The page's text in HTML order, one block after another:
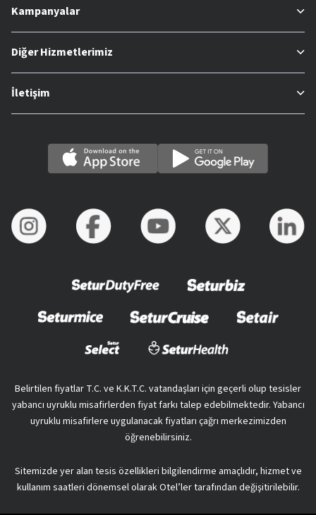
Kampanyalar
Diğer Hizmetlerimiz
İletişim
Belirtilen fiyatlar T.C. ve K.K.T.C. vatandaşları için geçerli olup tesisler
yabancı uyruklu misafirlerden fiyat farkı talep edebilmektedir. Yabancı
uyruklu misafirlere uygulanacak fiyatları çağrı merkezimizden
öğrenebilirsiniz.
Sitemizde yer alan tesis özellikleri bilgilendirme amaçlıdır, hizmet ve
kullanım saatleri dönemsel olarak Otel’ler tarafından değişitirilebilir.